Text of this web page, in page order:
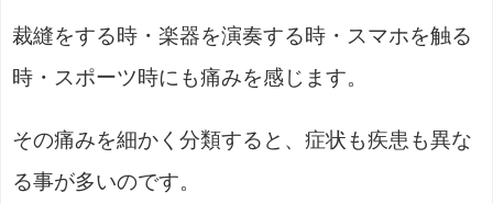
裁縫をする時・楽器を演奏する時・スマホを触る
時・スポーツ時にも痛みを感じます。
その痛みを細かく分類すると、症状も疾患も異な
る事が多いのです。